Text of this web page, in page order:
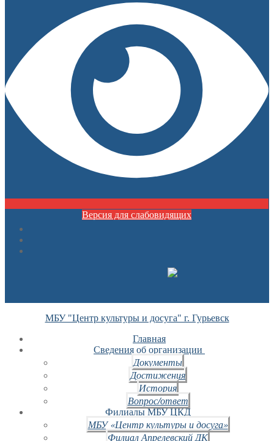
Версия для слабовидящих
МБУ "Центр культуры и досуга" г. Гурьевск
Главная
Сведения об организации
Документы
Достижения
История
Вопрос/ответ
Филиалы МБУ ЦКД
МБУ «Центр культуры и досуга»
Филиал Апрелевский ДК